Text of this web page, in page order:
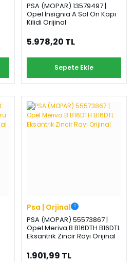
PSA (MOPAR) 13579497 |
Opel İnsignia A Sol Ön Kapı
Kilidi Orijinal
5.978,20 TL
Sepete Ekle
Psa | Orjinal
PSA (MOPAR) 55573867 |
Opel Meriva B B16DTH B16DTL
Eksantrik Zincir Rayı Orijinal
1.901,99 TL